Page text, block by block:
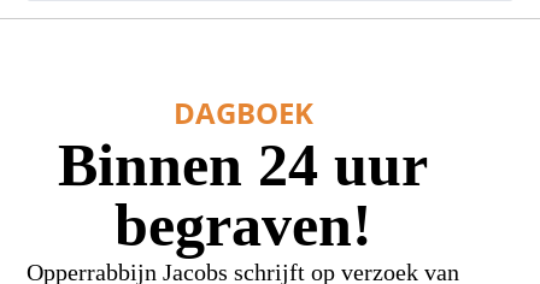
DAGBOEK
Binnen 24 uur
begraven!
Opperrabbijn Jacobs schrijft op verzoek van